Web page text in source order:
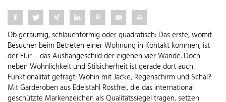
Ob geräumig, schlauchförmig oder quadratisch: Das erste, womit
Besucher beim Betreten einer Wohnung in Kontakt kommen, ist
der Flur – das Aushängeschild der eigenen vier Wände. Doch
neben Wohnlichkeit und Stilsicherheit ist gerade dort auch
Funktionalität gefragt: Wohin mit Jacke, Regenschirm und Schal?
Mit Garderoben aus Edelstahl Rostfrei, die das international
geschützte Markenzeichen als Qualitätssiegel tragen, setzen